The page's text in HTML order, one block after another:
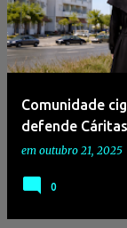
s
a
g
Comunidade
defende
em outubro 21, 2025
0